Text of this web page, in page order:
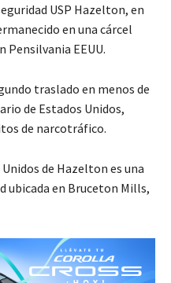
USP Hazelton, en
en una cárcel
Pensilvania EEUU.
traslado en menos de
de Estados Unidos,
de narcotráfico.
de Hazelton es una
ubicada en Bruceton Mills,